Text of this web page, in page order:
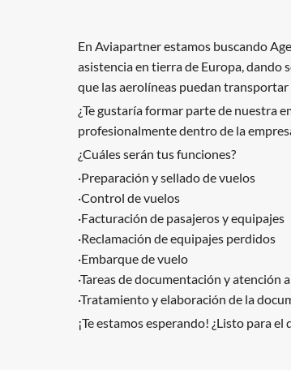
En Aviapartner estamos buscando
asistencia en tierra de Europa, dando
que las aerolíneas puedan
¿Te gustaría formar parte de nuestra
profesionalmente dentro de la
¿Cuáles serán tus funciones?
·Preparación y sellado de vuelos
·Control de vuelos
·Facturación de pasajeros y equipajes
·Reclamación de equipajes perdidos
·Embarque de vuelo
·Tareas de documentación y atención
·Tratamiento y elaboración de la
¡Te estamos esperando! ¿Listo para el